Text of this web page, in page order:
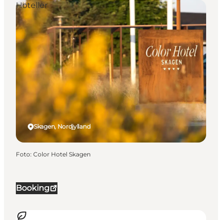
Booking
Skagen, Nordjylland
Hoteller
Foto: Color Hotel Skagen